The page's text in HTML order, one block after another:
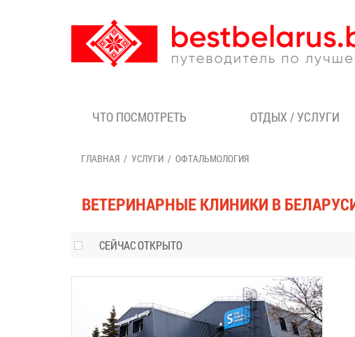
ЧТО ПОСМОТРЕТЬ ОТДЫХ / УСЛУГИ
ГЛАВНАЯ УСЛУГИ ОФТАЛЬМОЛОГИЯ
ВЕТЕРИНАРНЫЕ КЛИНИКИ В
СЕЙЧАС ОТКРЫТО